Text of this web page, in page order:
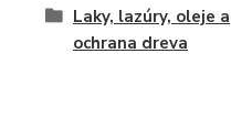
Laky, lazúry, oleje a
ochrana dreva